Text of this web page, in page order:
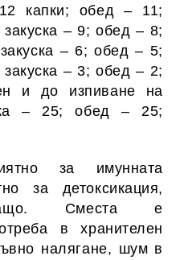
капки; обед – 11;
– 9; обед – 8;
– 6; обед – 5;
– 3; обед – 2;
и до изпиване на
– 25; обед – 25;
за имунната
за детоксикация,
Сместа е
в хранителен
налягане, шум в